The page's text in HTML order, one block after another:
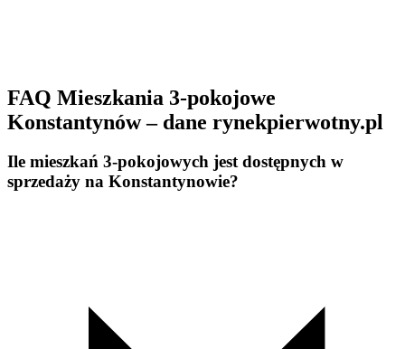
FAQ Mieszkania 3-pokojowe
Konstantynów – dane rynekpierwotny.pl
Ile mieszkań 3-pokojowych jest dostępnych w
sprzedaży na Konstantynowie?